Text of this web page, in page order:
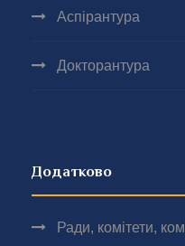
Аспірантура
Докторантура
Додатково
Ради, комітети,